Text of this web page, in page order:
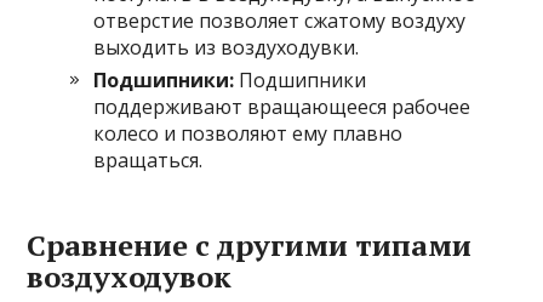
отверстие позволяет сжатому воздуху
выходить из воздуходувки.
Подшипники: Подшипники
поддерживают вращающееся рабочее
колесо и позволяют ему плавно
вращаться.
Сравнение с другими типами
воздуходувок